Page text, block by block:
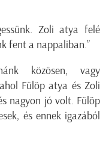
Zoli atya felé
fent a nappaliban.”
közösen, vagy
Fülöp atya és Zoli
nagyon jó volt. Fülöp
és ennek igazából